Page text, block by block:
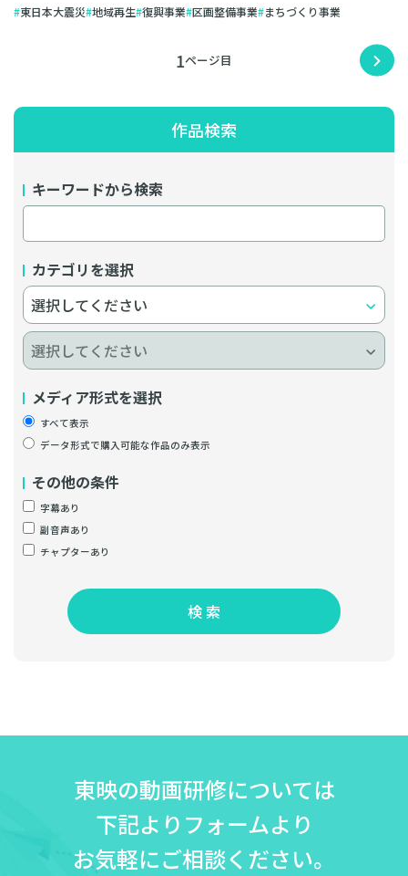
東日本大震災 地域再生 復興事業 区画整備事業 まちづくり事業
1
作品検索
キーワードから検索
カテゴリを選択
メディア形式を選択
すべて表示
データ形式で購入可能な作品のみ表示
その他の条件
字幕あり
副音声あり
チャプターあり
検 索
東映の動画研修については
下記よりフォームより
お気軽にご相談ください。